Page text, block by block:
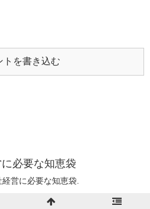
トを書き込む
必要な知恵袋
営に必要な知恵袋.